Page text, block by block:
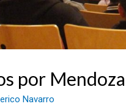
por
Navarro